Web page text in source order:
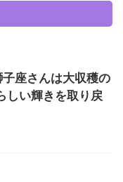
座さんは大収穫の
しい輝きを取り戻